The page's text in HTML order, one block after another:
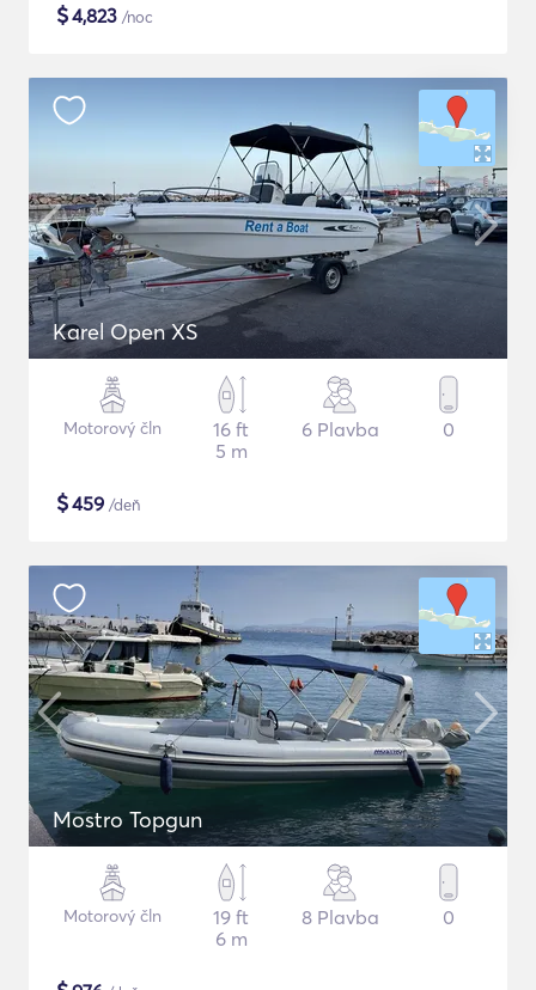
$4,823 /noc
Karel Open XS
Motorový čln
16 ft
5 m
6 Plavba 0
$459 /deň
Mostro Topgun
Motorový čln
19 ft
6 m
8 Plavba 0